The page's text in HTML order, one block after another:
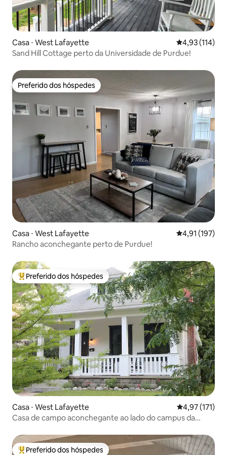
Casa ⋅ West Lafayette 4,93 de uma
4,93 (114)
Sand Hill Cottage perto da Universidade de Purdue!
Preferido dos hóspedes
Preferido dos hóspedes
Casa ⋅ West Lafayette 4,91 de uma
4,91 (197)
Rancho aconchegante perto de Purdue!
Entre os melhores preferidos dos hóspedes
Preferido dos hóspedes
Casa ⋅ West Lafayette 4,97 de uma
4,97 (171)
Casa de campo aconchegante ao lado do campus da
Preferido dos hóspedes